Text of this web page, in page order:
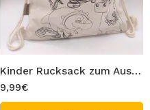
Kinder Rucksack zum Ausmalen 100% Baumwolle Waschbar Turnbeutel Modell Dinosaurier Figur Tasche 33×40 cm Ausmaltasche Beutel zum Ausmalen Bemalen
9,99€